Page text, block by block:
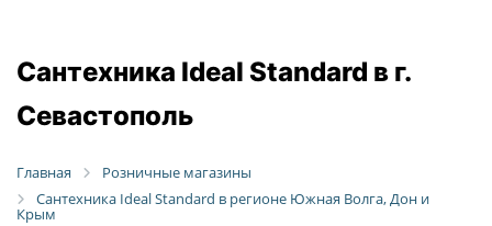
Сантехника Ideal Standard в г.
Севастополь
Главная
Розничные магазины
Сантехника Ideal Standard в регионе Южная Волга, Дон и
Крым